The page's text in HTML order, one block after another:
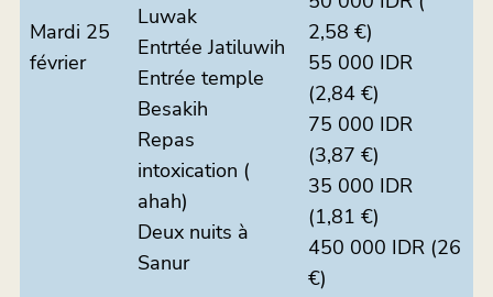
Mardi 25
février
Luwak
Entrtée Jatiluwih
Entrée temple
Besakih
Repas
intoxication (
ahah)
Deux nuits à
Sanur
2,58 €)
55 000 IDR
(2,84 €)
75 000 IDR
(3,87 €)
35 000 IDR
(1,81 €)
450 000 IDR (26
€)